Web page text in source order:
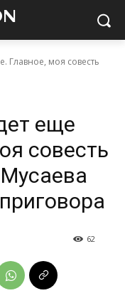
Главное, моя совесть
еще
совесть
62